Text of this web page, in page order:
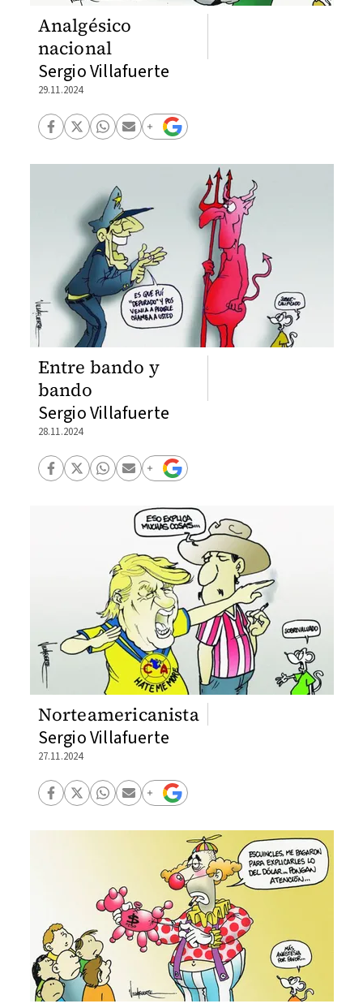
Analgésico
nacional
Sergio Villafuerte
29.11.2024
Entre bando y
bando
Sergio Villafuerte
28.11.2024
Norteamericanista
Sergio Villafuerte
27.11.2024